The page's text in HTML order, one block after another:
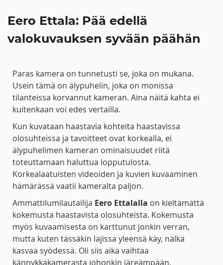
Eero Ettala: Pää edellä
valokuvauksen syvään päähän
Paras kamera on tunnetusti se, joka on mukana.
Usein tämä on älypuhelin, joka on monissa
tilanteissa korvannut kameran. Aina näitä kahta ei
kuitenkaan voi edes vertailla.
Kun kuvataan haastavia kohteita haastavissa
olosuhteissa ja tavoitteet ovat korkealla, ei
älypuhelimen kameran ominaisuudet riitä
toteuttamaan haluttua lopputulosta.
Korkealaatuisten videoiden ja kuvien kuvaaminen
hämärässä vaatii kameralta paljon.
Ammattilumilautailija Eero Ettalalla on kieltämättä
kokemusta haastavista olosuhteista. Kokemusta
myös kuvaamisesta on karttunut jonkin verran,
mutta kuten tässäkin lajissa yleensä käy, nälkä
kasvaa syödessä. Oli siis aika vaihtaa
kännykkäkamerasta johonkin järeämpään.